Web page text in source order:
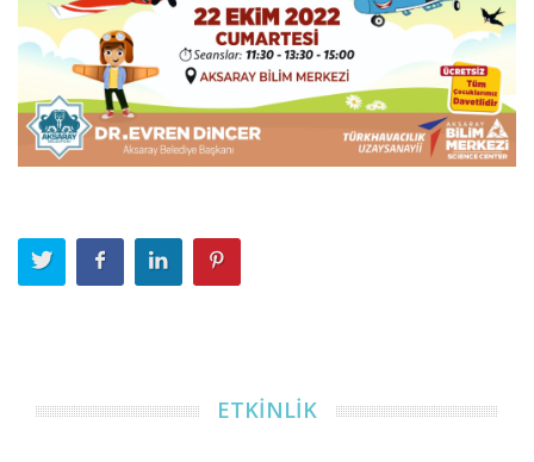
ETKİNLİK